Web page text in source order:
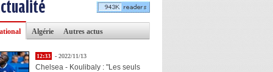
Algérie Autres actus
12:33 - 2022/11/13
Chelsea - Koulibaly : "Les seuls